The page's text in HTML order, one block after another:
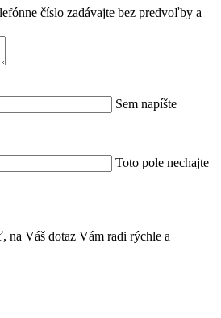
číslo zadávajte bez predvoľby a
Sem napíšte
Toto pole nechajte
na Váš dotaz Vám radi rýchle a